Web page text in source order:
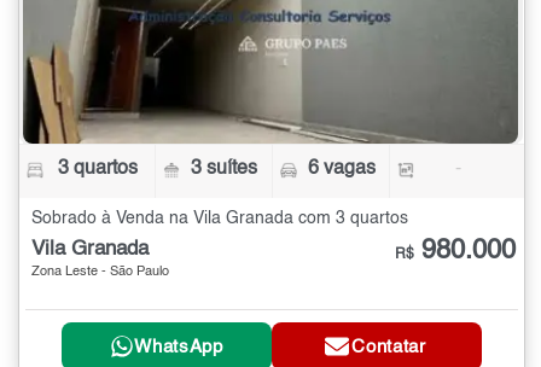
3 quartos 3 suítes 6 vagas -
Sobrado à Venda na Vila Granada com 3 quartos
Vila Granada
Zona Leste - São Paulo
R$ 980.000
WhatsApp Contatar